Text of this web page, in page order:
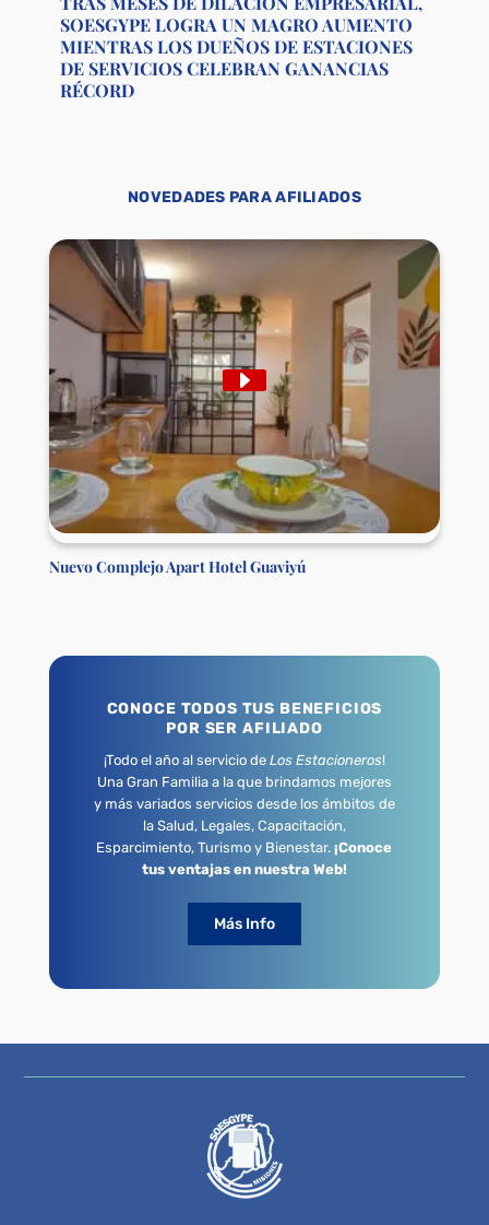
SOESGYPE LOGRA UN MAGRO AUMENTO
MIENTRAS LOS DUEÑOS DE ESTACIONES
DE SERVICIOS CELEBRAN GANANCIAS
RÉCORD
NOVEDADES PARA AFILIADOS
Nuevo Complejo Apart Hotel Guaviyú
CONOCE TODOS TUS BENEFICIOS
POR SER AFILIADO
¡Todo el año al servicio de Los Estacioneros!
Una Gran Familia a la que brindamos mejores
y más variados servicios desde los ámbitos de
la Salud, Legales, Capacitación,
Esparcimiento, Turismo y Bienestar.¡Conoce
tus ventajas en nuestra Web!
Más Info